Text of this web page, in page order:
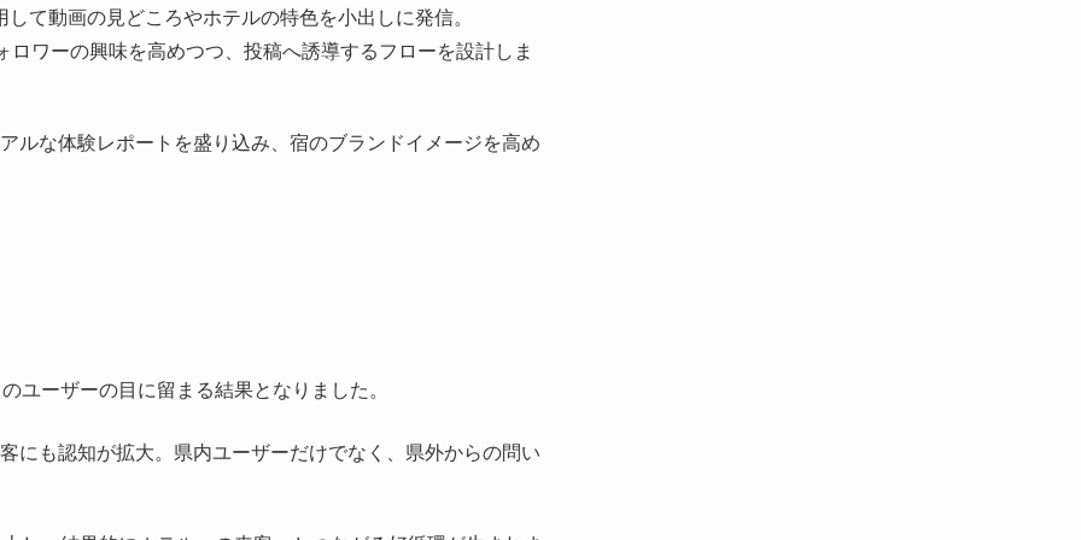
て動画の見どころやホテルの特色を小出しに発信。
ワーの興味を高めつつ、投稿へ誘導するフローを設計しま
ルな体験レポートを盛り込み、宿のブランドイメージを高め
ユーザーの目に留まる結果となりました。
にも認知が拡大。県内ユーザーだけでなく、県外からの問い